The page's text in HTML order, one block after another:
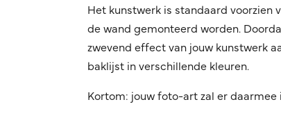
Het kunstwerk is standaard voorzien
de wand gemonteerd worden.
zwevend effect van jouw kunstwerk
baklijst in verschillende kleuren.
Kortom: jouw foto-art zal er daarmee